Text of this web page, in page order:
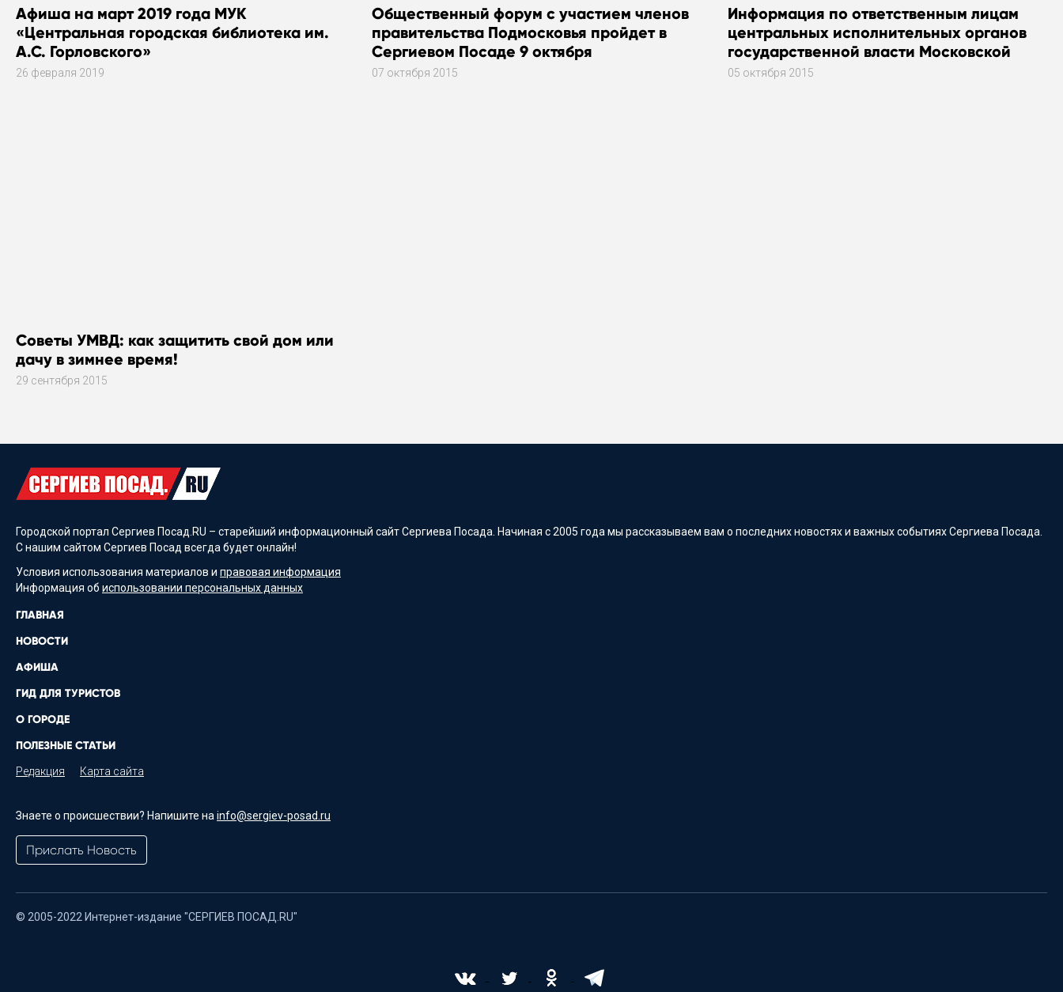
Афиша на март 2019 года МУК
«Центральная городская библиотека им.
А.С. Горловского»
26 февраля 2019
Общественный форум с участием членов
правительства Подмосковья пройдет в
Сергиевом Посаде 9 октября
07 октября 2015
Информация по ответственным лицам
центральных исполнительных органов
государственной власти Московской
области за работу в общественных
05 октября 2015
Советы УМВД: как защитить свой дом или
дачу в зимнее время!
29 сентября 2015
Городской портал Сергиев Посад.RU – старейший информационный сайт Сергиева Посада. Начиная с 2005 года мы рассказываем вам о последних новостях и важных событиях Сергиева Посада.
С нашим сайтом Сергиев Посад всегда будет онлайн!
Условия использования материалов и правовая информация
Информация об использовании персональных данных
ГЛАВНАЯ
НОВОСТИ
АФИША
ГИД ДЛЯ ТУРИСТОВ
О ГОРОДЕ
ПОЛЕЗНЫЕ СТАТЬИ
Редакция Карта сайта
Знаете о происшествии? Напишите на info@sergiev-posad.ru
Прислать Новость
© 2005-2022 Интернет-издание "СЕРГИЕВ ПОСАД.RU"